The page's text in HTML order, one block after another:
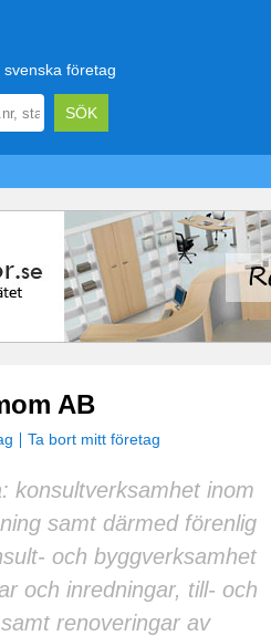
företag
AB
Ta bort mitt företag
konsultverksamhet inom
samt därmed förenlig
och byggverksamhet
och inredningar, till- och
renoveringar av